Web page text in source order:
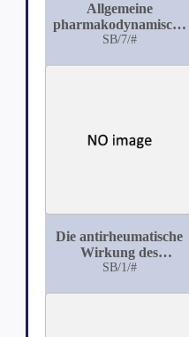
Allgemeine
pharmakodynamische
Wirkungen von
SB/7/#
Die antirheumatische
Wirkung des
Antipyrins
SB/1/#